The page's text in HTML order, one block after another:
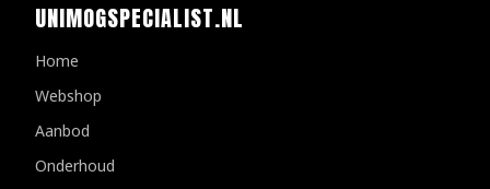
UNIMOGSPECIALIST.NL
Home
Webshop
Aanbod
Onderhoud